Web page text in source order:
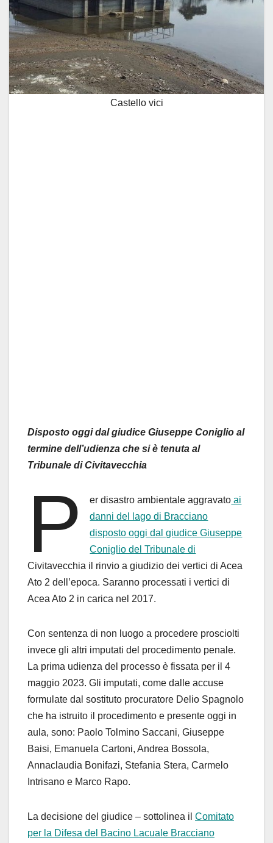
Castello vici
Disposto oggi dal giudice Giuseppe Coniglio al
termine dell’udienza che si è tenuta al
Tribunale di Civitavecchia
P er disastro ambientale aggravato ai
danni del lago di Bracciano
disposto oggi dal giudice Giuseppe
Coniglio del Tribunale di
Civitavecchia il rinvio a giudizio dei vertici di Acea
Ato 2 dell’epoca. Saranno processati i vertici di
Acea Ato 2 in carica nel 2017.
Con sentenza di non luogo a procedere prosciolti
invece gli altri imputati del procedimento penale.
La prima udienza del processo è fissata per il 4
maggio 2023. Gli imputati, come dalle accuse
formulate dal sostituto procuratore Delio Spagnolo
che ha istruito il procedimento e presente oggi in
aula, sono: Paolo Tolmino Saccani, Giuseppe
Baisi, Emanuela Cartoni, Andrea Bossola,
Annaclaudia Bonifazi, Stefania Stera, Carmelo
Intrisano e Marco Rapo.
La decisione del giudice – sottolinea il Comitato
per la Difesa del Bacino Lacuale Bracciano